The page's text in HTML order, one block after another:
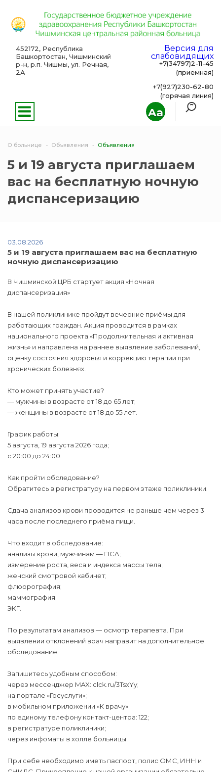
Aa
452172, Республика
Башкортостан, Чишминский
р-н, р.п. Чишмы, ул. Речная,
2А
Версия для
слабовидящих
+7(34797)2-11-45
(приемная)
+7(927)230-62-80
(горячая линия)
О больнице Объявления Объявления
5 и 19 августа приглашаем
вас на бесплатную ночную
диспансеризацию
03.08.2026
5 и 19 августа приглашаем вас на бесплатную
ночную диспансеризацию
В Чишминской ЦРБ стартует акция «Ночная
диспансеризация»
В нашей поликлинике пройдут вечерние приёмы для
работающих граждан. Акция проводится в рамках
национального проекта «Продолжительная и активная
жизнь» и направлена на раннее выявление заболеваний,
оценку состояния здоровья и коррекцию терапии при
хронических болезнях.
Кто может принять участие?
— мужчины в возрасте от 18 до 65 лет;
— женщины в возрасте от 18 до 55 лет.
График работы:
5 августа, 19 августа 2026 года;
с 20:00 до 24:00.
Как пройти обследование?
Обратитесь в регистратуру на первом этаже поликлиники.
Сдача анализов крови проводится не раньше чем через 3
часа после последнего приёма пищи.
Что входит в обследование:
анализы крови, мужчинам — ПСА;
измерение роста, веса и индекса массы тела;
женский смотровой кабинет;
флюорография;
маммография;
ЭКГ.
По результатам анализов — осмотр терапевта. При
выявлении отклонений врач направит на дополнительное
обследование.
Запишитесь удобным способом:
через мессенджер MAX: clck.ru/3TsxYy;
на портале «Госуслуги»;
в мобильном приложении «К врачу»;
по единому телефону контакт-центра: 122;
в регистратуре поликлиники;
через инфоматы в холле больницы.
При себе необходимо иметь паспорт, полис ОМС, ИНН и